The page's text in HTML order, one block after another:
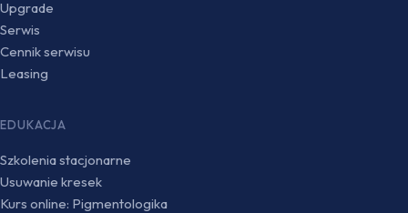
Upgrade
Serwis
Cennik serwisu
Leasing
EDUKACJA
Szkolenia stacjonarne
Usuwanie kresek
Kurs online: Pigmentologika